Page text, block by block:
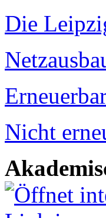
Die
Nicht